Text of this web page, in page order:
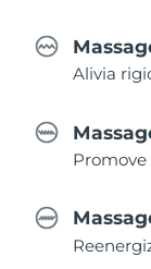
Alivia
Promove